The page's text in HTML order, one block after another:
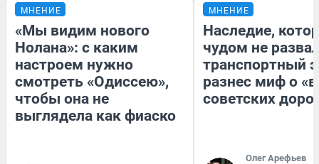
МНЕНИЕ
«Мы видим нового
Нолана»: с каким
настроем нужно
смотреть «Одиссею»,
чтобы она не
выглядела как фиаско
МНЕНИЕ
Наследие,
чудом не
транспортный
разнес миф о
советских
Олег Арефьев